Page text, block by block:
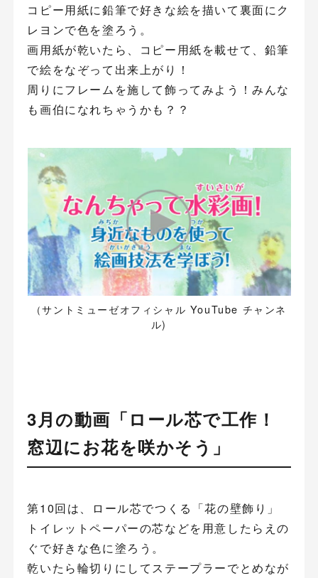
コピー用紙に鉛筆で好きな絵を描いて裏面にク
レヨンで色を塗ろう。
画用紙が乾いたら、コピー用紙を載せて、鉛筆
で絵をなぞって出来上がり！
周りにフレームを施して飾ってみよう！みんな
も画伯になれちゃうかも？？
（サントミューゼオフィシャル YouTube チャンネ
ル)
3月の動画「ロール芯で工作！
窓辺にお花を咲かそう」
第10回は、ロール芯でつくる「花の壁飾り」
トイレットペーパーの芯などを用意したらえの
ぐで好きな色に塗ろう。
乾いたら輪切りにしてステープラーでとめなが